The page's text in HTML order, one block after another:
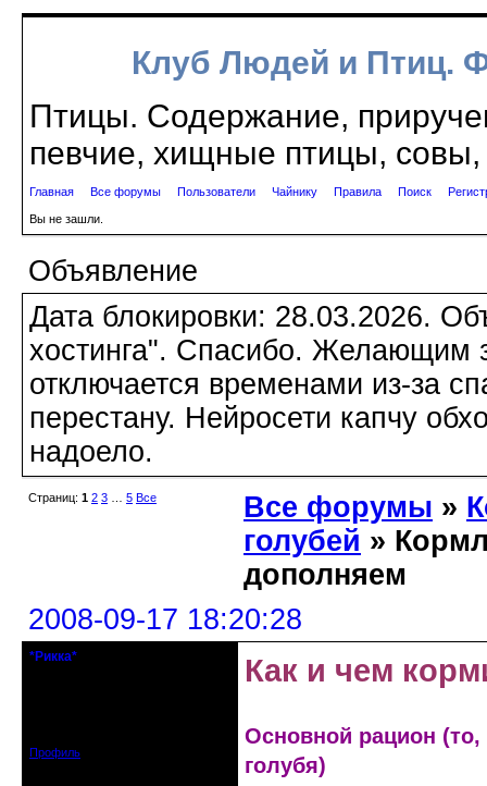
Клуб Людей и Птиц.
Птицы. Содержание,
певчие, хищные птицы, совы,
Главная Все форумы Пользователи Чайнику Правила Поиск
Вы не зашли.
Объявление
Дата блокировки: 28.03.2026.
хостинга". Спасибо. Желающим
отключается временами из-за
перестану. Нейросети капчу
надоело.
Страниц: 1 2 3 5 Все Все форумы »
голубей »
дополняем
2008-09-17 18:20:28
*Рикка*
Профиль
Как и чем
Основной рацион
голубя)